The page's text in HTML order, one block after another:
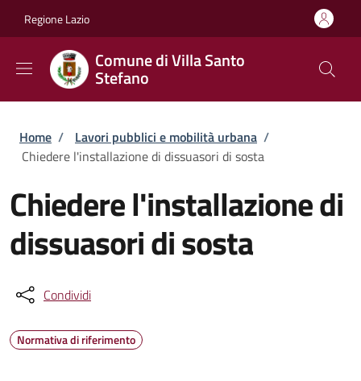
Regione Lazio
Comune di Villa Santo
Stefano
Briciole di pane
Home / Lavori pubblici e mobilità urbana /
Chiedere l'installazione di dissuasori di sosta
Chiedere l'installazione di
dissuasori di sosta
Condividi
Normativa di riferimento